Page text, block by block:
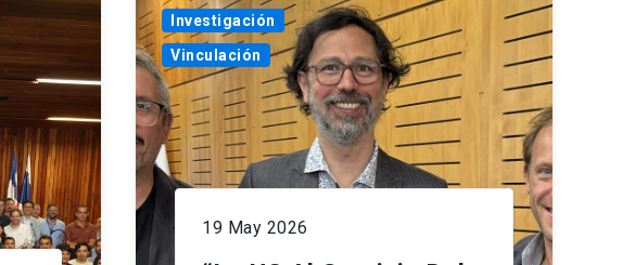
Investigación
Vinculación
19 May 2026